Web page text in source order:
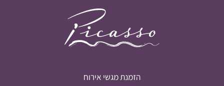
הזמנת מגשי אירוח